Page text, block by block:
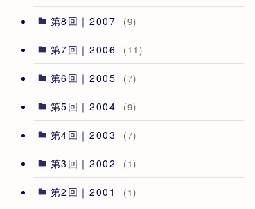
第8回｜2007 (9)
第7回｜2006 (11)
第6回｜2005 (7)
第5回｜2004 (9)
第4回｜2003 (7)
第3回｜2002 (1)
第2回｜2001 (1)